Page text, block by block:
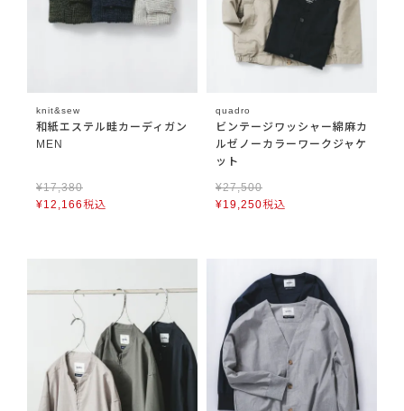
knit&sew
和紙エステル畦カーディガン
MEN
¥17,380
¥12,166税込
quadro
ビンテージワッシャー綿麻カ
ルゼノーカラーワークジャケ
ット
¥27,500
¥19,250税込